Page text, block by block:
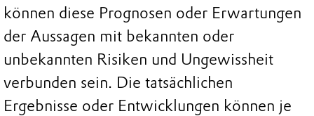
können diese Prognosen oder Erwartungen
der Aussagen mit bekannten oder
unbekannten Risiken und Ungewissheit
verbunden sein. Die tatsächlichen
Ergebnisse oder Entwicklungen können je